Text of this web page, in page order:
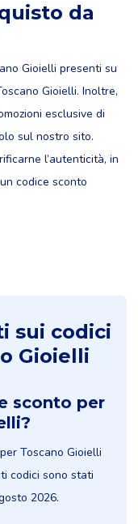
da
Gioielli presenti su
Gioielli. Inoltre,
esclusive di
sul nostro sito.
l’autenticità, in
codice sconto
sui codici
Gioielli
sconto per
Toscano Gioielli
codici sono stati
2026.